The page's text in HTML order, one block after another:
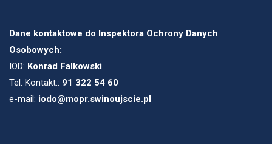
Dane kontaktowe do Inspektora Ochrony Danych
Osobowych:
IOD: Konrad Falkowski
Tel. Kontakt.: 91 322 54 60
e-mail: iodo@mopr.swinoujscie.pl